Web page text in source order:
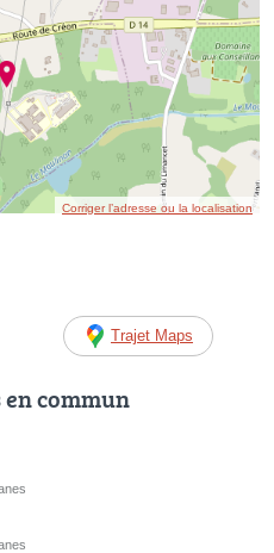
Corriger l’adresse ou la localisation
Trajet Maps
commun